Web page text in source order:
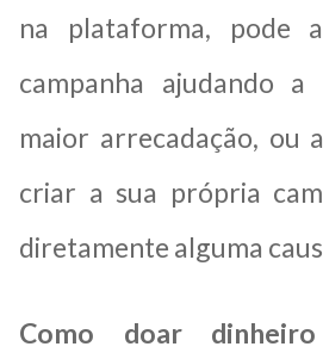
na plataforma, pode
campanha ajudando a
maior arrecadação, ou
criar a sua própria
diretamente alguma
Como doar